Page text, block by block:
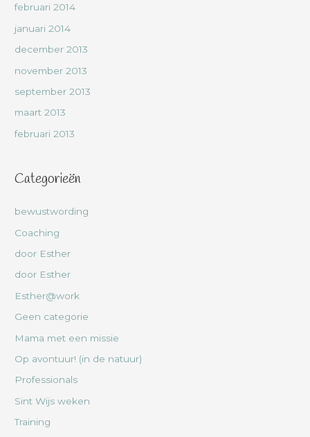
februari 2014
januari 2014
december 2013
november 2013
september 2013
maart 2013
februari 2013
Categorieën
bewustwording
Coaching
door Esther
door Esther
Esther@work
Geen categorie
Mama met een missie
Op avontuur! (in de natuur)
Professionals
Sint Wijs weken
Training